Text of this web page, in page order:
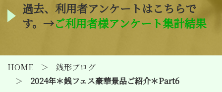
過去、利用者アンケートはこちらで
す。→ご利用者様アンケート集計結果
HOME
銭形ブログ
2024年＊銭フェス豪華景品ご紹介＊Part6